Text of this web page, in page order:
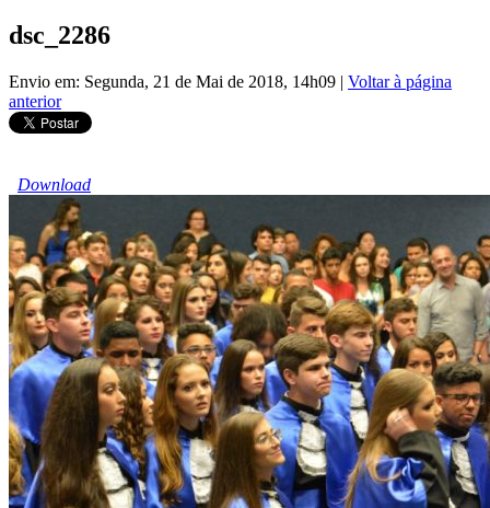
dsc_2286
Envio em: Segunda, 21 de Mai de 2018, 14h09 | Voltar à página
anterior
Download